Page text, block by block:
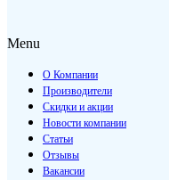
Menu
О Компании
Производители
Скидки и акции
Новости компании
Статьи
Отзывы
Вакансии